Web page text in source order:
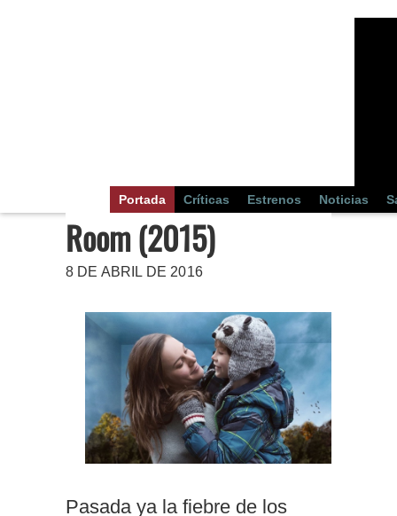
Portada Críticas Estrenos Noticias
Room (2015)
8 DE ABRIL DE 2016
Pasada ya la fiebre de los